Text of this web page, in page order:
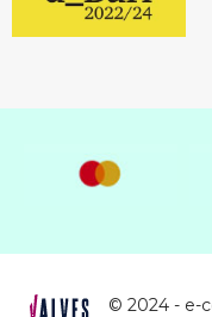
© 2024 - e-